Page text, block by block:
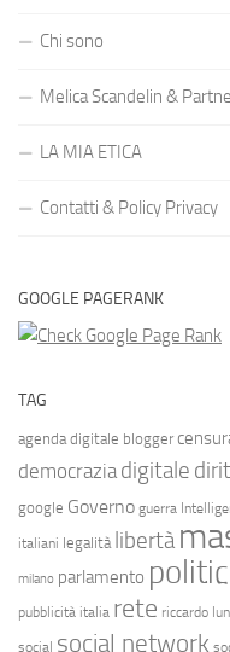
Chi sono
Melica Scandelin &
LA MIA ETICA
Contatti & Policy Privacy
GOOGLE PAGERANK
TAG
agenda digitale blogger
democrazia digitale
google Governo guerra
italiani legalità libertà
milano parlamento
pubblicità italia rete riccardo
social social network